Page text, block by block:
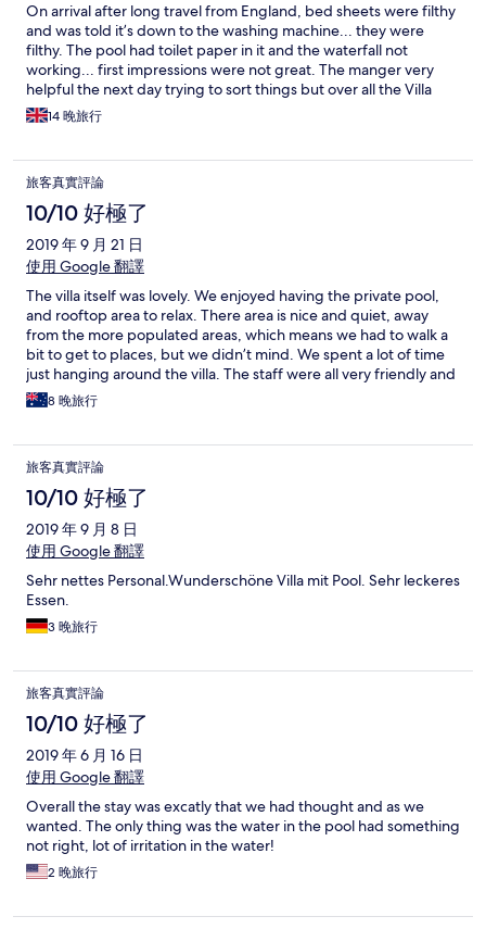
On arrival after long travel from England, bed sheets were filthy
and was told it’s down to the washing machine... they were
filthy. The pool had toilet paper in it and the waterfall not
working... first impressions were not great. The manger very
helpful the next day trying to sort things but over all the Villa
was very tired, things needed updating and the pool was green
by the time we left. Stayed for 2 weeks and only went in it twice
getting ate it started with sweets leaving half full packets and
then the next day they’d come in to “clean” the room but ate our
sweets too... then went into the fridge and ate our fruit we had
bought! I mean that’s not on... Felt very uncomfortable towards
the end of our stay and just wanted to pay and leave. This place
is probs good for one night which is why the reviews are all 5*
struggled with. Ran out of shampoo so had to go ask and then
shower gel but we felt embarrassed to go and ask for more...
cleaning was just a issue over all with mould on shower wall also.
14 晚旅行
旅客真實評論
10/10 好極了
2019 年 9 月 21 日
使用 Google 翻譯
The villa itself was lovely. We enjoyed having the private pool,
and rooftop area to relax. There area is nice and quiet, away
from the more populated areas, which means we had to walk a
bit to get to places, but we didn’t mind. We spent a lot of time
just hanging around the villa. The staff were all very friendly and
accommodating. The only downside is that the Wi-Fi wasn’t very
strong, and would drop out. And sometimes the water would
8 晚旅行
旅客真實評論
10/10 好極了
2019 年 9 月 8 日
使用 Google 翻譯
Sehr nettes Personal.Wunderschöne Villa mit Pool. Sehr leckeres
Essen.
3 晚旅行
旅客真實評論
10/10 好極了
2019 年 6 月 16 日
使用 Google 翻譯
Overall the stay was excatly that we had thought and as we
wanted. The only thing was the water in the pool had something
not right, lot of irritation in the water!
2 晚旅行